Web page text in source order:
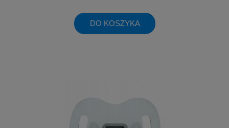
DO KOSZYKA